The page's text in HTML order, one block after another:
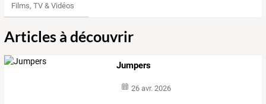
Films, TV & Vidéos
Articles à découvrir
Jumpers
26 avr. 2026